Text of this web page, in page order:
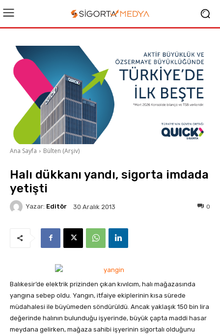
Ana Sayfa Bülten (Arşiv)
Halı dükkanı yandı, sigorta imdada
yetişti
Yazar: Editör 30 Aralık 2013 0
Balıkesir’de elektrik prizinden çıkan kıvılcım, halı mağazasında
yangına sebep oldu. Yangın, itfaiye ekiplerinin kısa sürede
müdahalesi ile büyümeden söndürüldü. Ancak yaklaşık 150 bin lira
değerinde halının bulunduğu işyerinde, büyük çapta maddi hasar
meydana gelirken, mağaza sahibi işyerinin sigortalı olduğunu